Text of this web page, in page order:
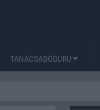
TANÁCSADÓGURU